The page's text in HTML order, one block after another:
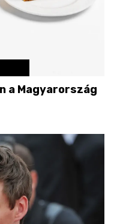
a Magyarország